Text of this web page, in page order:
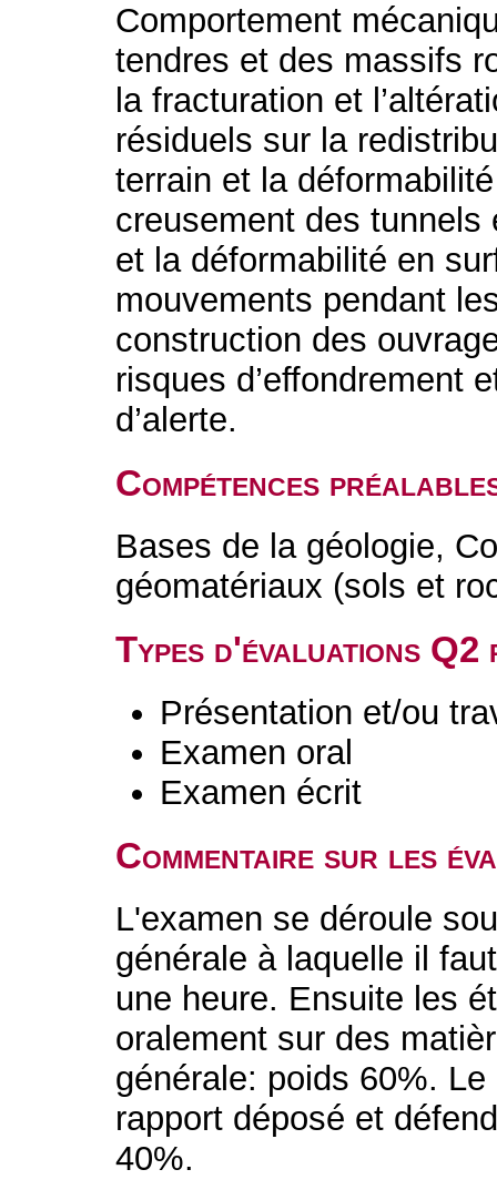
Comportement
tendres et des massifs
la fracturation et
résiduels sur la
terrain et la
creusement des
et la déformabilité en
mouvements pendant
construction des
risques d’effondrement
d’alerte.
Compétences
Bases de la géologie,
géomatériaux (sols et
Types d'évaluations
Présentation et/ou
Examen oral
Examen écrit
Commentaire sur les
L'examen se déroule
générale à laquelle il
une heure. Ensuite les
oralement sur des
générale: poids 60%.
rapport déposé et
40%.